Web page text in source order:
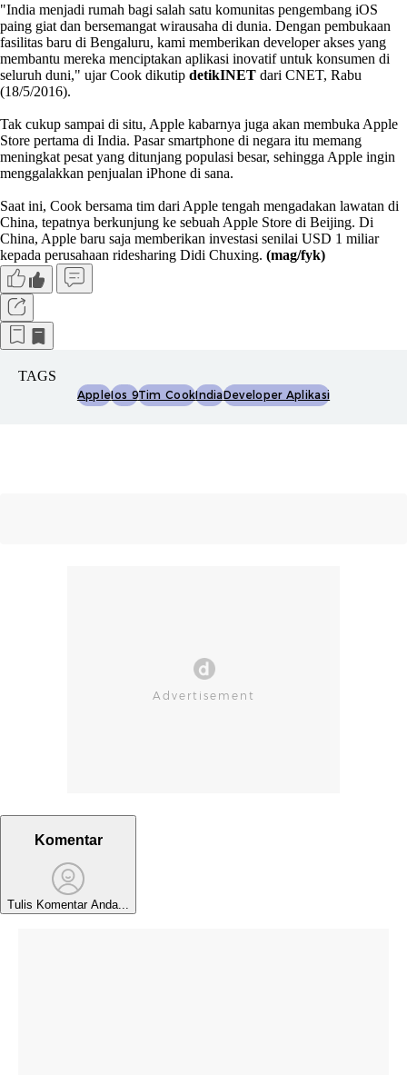
"India menjadi rumah bagi salah satu komunitas pengembang iOS
paing giat dan bersemangat wirausaha di dunia. Dengan pembukaan
fasilitas baru di Bengaluru, kami memberikan developer akses yang
membantu mereka menciptakan aplikasi inovatif untuk konsumen di
seluruh duni," ujar Cook dikutip detikINET dari CNET, Rabu
(18/5/2016).
Tak cukup sampai di situ, Apple kabarnya juga akan membuka Apple
Store pertama di India. Pasar smartphone di negara itu memang
meningkat pesat yang ditunjang populasi besar, sehingga Apple ingin
menggalakkan penjualan iPhone di sana.
Saat ini, Cook bersama tim dari Apple tengah mengadakan lawatan di
China, tepatnya berkunjung ke sebuah Apple Store di Beijing. Di
China, Apple baru saja memberikan investasi senilai USD 1 miliar
kepada perusahaan ridesharing Didi Chuxing. (mag/fyk)
TAGS
AppleIos 9Tim CookIndiaDeveloper Aplikasi
Komentar
Tulis Komentar Anda...